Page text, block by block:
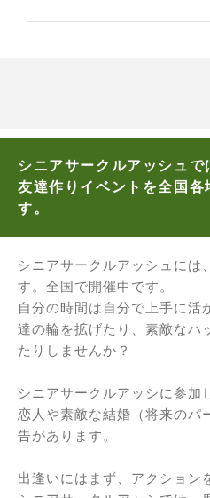
シニアサークルアッシュで
友達作りイベントを全国各
す。
シニアサークルアッシュには
す。全国で開催中です。
自分の時間は自分で上手に活
達の輪を拡げたり、素敵なハ
たりしませんか？
シニアサークルアッシに参加
恋人や素敵な結婚（将来のパ
告があります。
出逢いにはまず、アクション